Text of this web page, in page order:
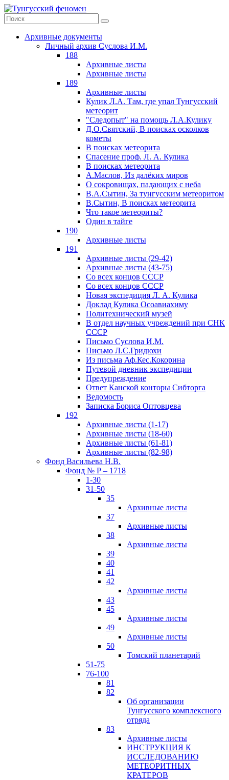
Архивные документы
Личный архив Суслова И.М.
188
Архивные листы
Архивные листы
189
Архивные листы
Кулик Л.А. Там, где упал Тунгусский
метеорит
"Следопыт" на помощь Л.А.Кулику
Д.О.Святский, В поисках осколков
кометы
В поисках метеорита
Спасение проф. Л. А. Кулика
В поисках метеорита
А.Маслов, Из далёких миров
О сокровищах, падающих с неба
В.А.Сытин, За тунгусским метеоритом
В.Сытин, В поисках метеорита
Что такое метеориты?
Один в тайге
190
Архивные листы
191
Архивные листы (29-42)
Архивные листы (43-75)
Со всех концов СССР
Со всех концов СССР
Новая экспедиция Л. А. Кулика
Доклад Кулика Осоавиахиму
Политехнический музей
В отдел научных учреждений при СНК
СССР
Письмо Суслова И.М.
Письмо Л.С.Гридюхи
Из письма Аф.Кес.Кокорина
Путевой дневник экспедиции
Предупреждение
Ответ Канской конторы Сибторга
Ведомость
Записка Бориса Оптовцева
192
Архивные листы (1-17)
Архивные листы (18-60)
Архивные листы (61-81)
Архивные листы (82-98)
Фонд Васильева Н.В.
Фонд № Р – 1718
1-30
31-50
35
Архивные листы
37
Архивные листы
38
Архивные листы
39
40
41
42
Архивные листы
43
45
Архивные листы
49
Архивные листы
50
Томский планетарий
51-75
76-100
81
82
Об организации
Тунгусского комплексного
отряда
83
Архивные листы
ИНСТРУКЦИЯ К
ИССЛЕДОВАНИЮ
МЕТЕОРИТНЫХ
КРАТЕРОВ